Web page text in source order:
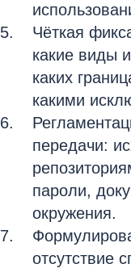
Чёткая
какие виды
каких
какими
передачи:
пароли,
окружения.
отсутствие